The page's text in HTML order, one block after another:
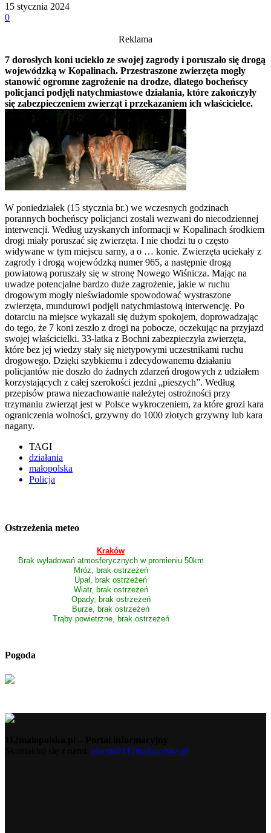
15 stycznia 2024
0
Reklama
7 dorosłych koni uciekło ze swojej zagrody i poruszało się drogą
wojewódzką w Kopalinach. Przestraszone zwierzęta mogły
stanowić ogromne zagrożenie na drodze, dlatego bocheńscy
policjanci podjęli natychmiastowe działania, które zakończyły
się zabezpieczeniem zwierząt i przekazaniem ich właścicielce.
W poniedziałek (15 stycznia br.) we wczesnych godzinach
porannych bocheńscy policjanci zostali wezwani do niecodziennej
interwencji. Według uzyskanych informacji w Kopalinach środkiem
drogi miały poruszać się zwierzęta. I nie chodzi tu o często
widywane w tym miejscu sarny, a o … konie. Zwierzęta uciekały z
zagrody i drogą wojewódzką numer 965, a następnie drogą
powiatową poruszały się w stronę Nowego Wiśnicza. Mając na
uwadze potencjalne bardzo duże zagrożenie, jakie w ruchu
drogowym mogły nieświadomie spowodować wystraszone
zwierzęta, mundurowi podjęli natychmiastową interwencję. Po
dotarciu na miejsce wykazali się dużym spokojem, doprowadzając
do tego, że 7 koni zeszło z drogi na pobocze, oczekując na przyjazd
swojej właścicielki. 33-latka z Bochni zabezpieczyła zwierzęta,
które bez jej wiedzy stały się nietypowymi uczestnikami ruchu
drogowego. Dzięki szybkiemu i zdecydowanemu działaniu
policjantów nie doszło do żadnych zdarzeń drogowych z udziałem
korzystających z całej szerokości jezdni „pieszych”. Według
przepisów prawa niezachowanie należytej ostrożności przy
trzymaniu zwierząt jest w Polsce wykroczeniem, za które grozi kara
ograniczenia wolności, grzywny do 1000 złotych grzywny lub kara
nagany.
TAGI
działania
małopolska
Policja
Ostrzeżenia meteo
Kraków
Brak wyładowań atmosferycznych w promieniu 50km
Mróz, brak ostrzeżeń
Upał, brak ostrzeżeń
Wiatr, brak ostrzeżeń
Opady, brak ostrzeżeń
Burze, brak ostrzeżeń
Trąby powietrzne, brak ostrzeżeń
Pogoda
alarm@112malopolska.pl